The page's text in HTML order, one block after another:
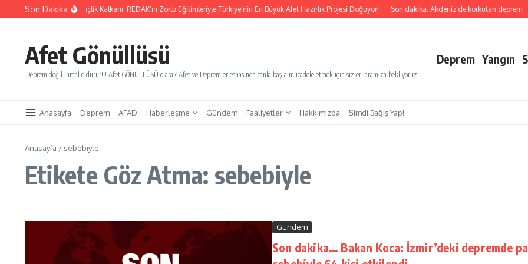
İçeriğe atlaSon Dakika
Yarınları Kurtaracak Gençlik Kalkanı: REDAK’ın Zorlu Eğitimleriyle Türkiye’nin En Büyük Afet Hazırlık Projesi Doğuyor! Son dakika: Akdeniz’de korkutan deprem
Afet Gönüllüsü
Deprem değil ihmal öldürür!!! Afet GÖNÜLLÜSÜ olarak Afet ve Depremler esnasında canla başla mücadele etmek için sizleri aramıza bekliyoruz.
Deprem Yangın
Anasayfa Deprem AFAD Haberleşme Gündem Faaliyetler Hakkımızda Şimdi Bağış Yap!
Anasayfa / sebebiyle
Etikete Göz Atma: sebebiyle
Gündem
Son dakika… Bakan Koca: İzmir’deki depremde